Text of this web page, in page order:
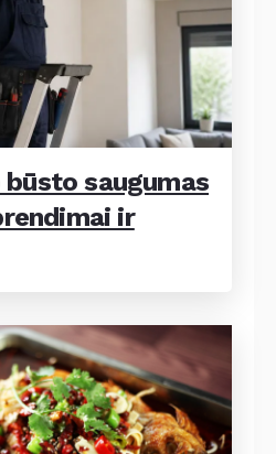
saugumas
ir